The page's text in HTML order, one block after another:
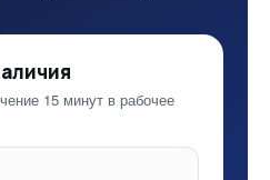
15 минут в рабочее